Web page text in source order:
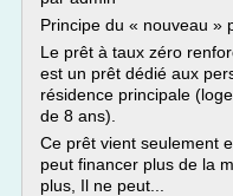
Principe du « nouveau »
Le prêt à taux zéro
est un prêt dédié aux
résidence principale
de 8 ans).
Ce prêt vient seulement
peut financer plus de la
plus, Il ne peut...